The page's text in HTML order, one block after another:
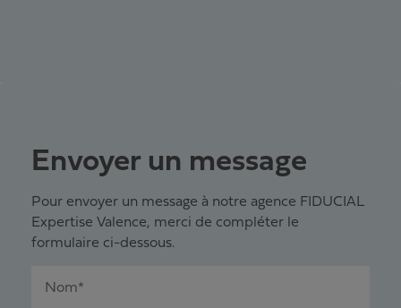
Envoyer un message
Pour envoyer un message à notre agence FIDUCIAL
Expertise Valence, merci de compléter le
formulaire ci-dessous.
Nom*